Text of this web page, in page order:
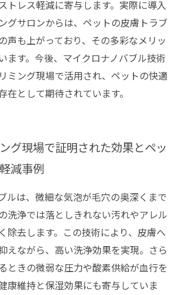
トレス軽減に寄与します。実際に導入
グサロンからは、ペットの皮膚トラブ
声も上がっており、その多彩なメリッ
ます。今後、マイクロナノバブル技術
ミング現場で活用され、ペットの快適
在として期待されています。
グ現場で証明された効果とペッ
減事例
ルは、微細な気泡が毛穴の奥深くまで
洗浄では落としきれない汚れやアレル
除去します。この技術により、皮膚へ
えながら、高い洗浄効果を実現。さら
ときの微弱な圧力や酸素供給が血行を
康維持と保湿効果にも寄与していま